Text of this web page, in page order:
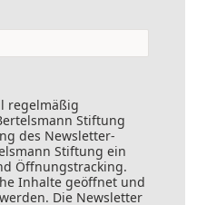
regelmäßig
Stiftung
des Newsletter-
Stiftung ein
Öffnungstracking.
Inhalte geöffnet und
Die Newsletter